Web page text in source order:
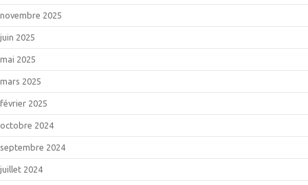
novembre 2025
juin 2025
mai 2025
mars 2025
février 2025
octobre 2024
septembre 2024
juillet 2024